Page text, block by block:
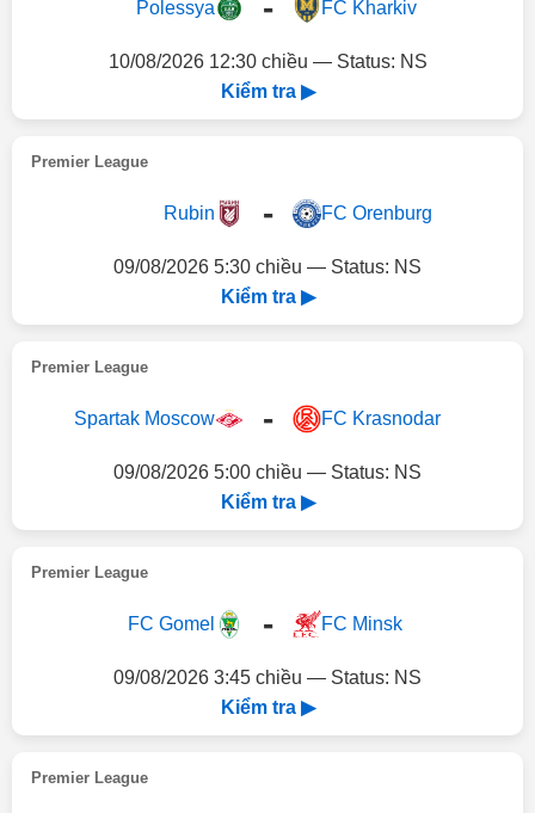
Polessya - FC Kharkiv
10/08/2026 12:30 chiều — Status: NS
Kiểm tra ▶
Premier League
Rubin - FC Orenburg
09/08/2026 5:30 chiều — Status: NS
Kiểm tra ▶
Premier League
Spartak Moscow - FC Krasnodar
09/08/2026 5:00 chiều — Status: NS
Kiểm tra ▶
Premier League
FC Gomel - FC Minsk
09/08/2026 3:45 chiều — Status: NS
Kiểm tra ▶
Premier League